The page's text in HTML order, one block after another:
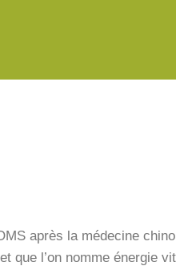
après la médecine
que l’on nomme énergie